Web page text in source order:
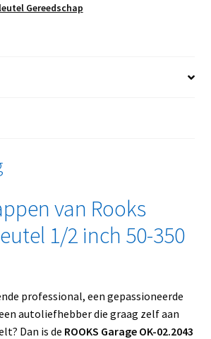
Gereedschap
van Rooks
1/2 inch 50-350
professional, een gepassioneerde
autoliefhebber die graag zelf aan
Dan is de ROOKS Garage OK-02.2043